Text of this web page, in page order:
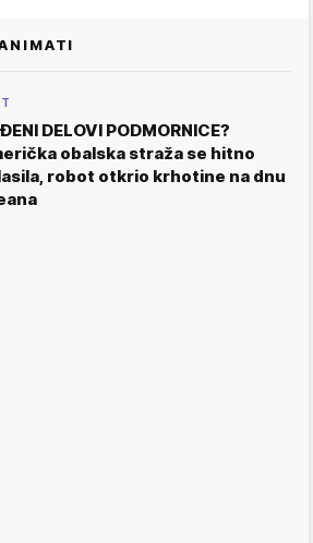
DELOVI PODMORNICE?
obalska straža se hitno
robot otkrio krhotine na dnu